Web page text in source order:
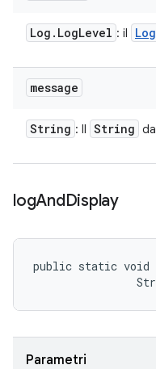
Log . LogLevel : il Log
message
String : Il String
logAndDisplay
public static void
Parametri